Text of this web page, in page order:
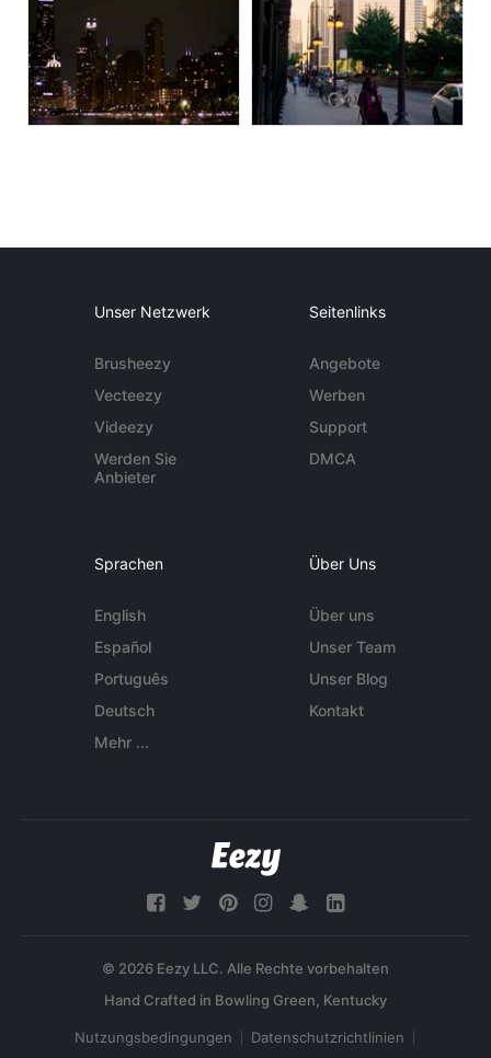
Unser Netzwerk
Brusheezy
Vecteezy
Videezy
Werden Sie
Anbieter
Seitenlinks
Angebote
Werben
Support
DMCA
Sprachen
English
Español
Português
Deutsch
Mehr ...
Über Uns
Über uns
Unser Team
Unser Blog
Kontakt
© 2026 Eezy LLC. Alle Rechte vorbehalten
Nutzungsbedingungen Datenschutzrichtlinien